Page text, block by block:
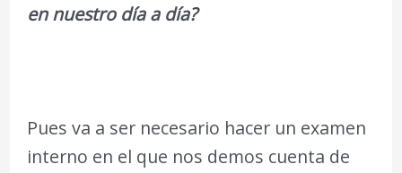
en nuestro día a día?
Pues va a ser necesario hacer un examen
interno en el que nos demos cuenta de